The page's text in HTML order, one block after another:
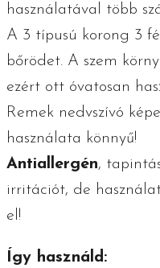
használatával több
A 3 típusú korong 3
bőrödet. A szem
ezért ott óvatosan
Remek nedvszívó
használata könnyű!
Antiallergén,
irritációt, de
el!
Így használd: